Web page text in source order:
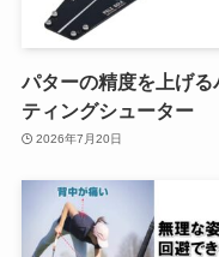
パターの精度を上げる
ティングシューター
2026年7月20日